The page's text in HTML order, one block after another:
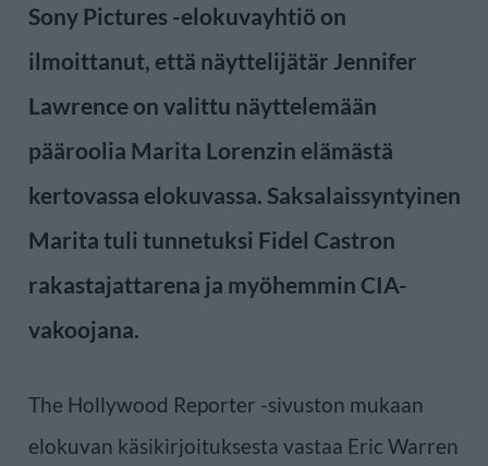
Sony Pictures -elokuvayhtiö on
ilmoittanut, että näyttelijätär Jennifer
Lawrence on valittu näyttelemään
pääroolia Marita Lorenzin elämästä
kertovassa elokuvassa. Saksalaissyntyinen
Marita tuli tunnetuksi Fidel Castron
rakastajattarena ja myöhemmin CIA-
vakoojana.
The Hollywood Reporter -sivuston mukaan
elokuvan käsikirjoituksesta vastaa Eric Warren